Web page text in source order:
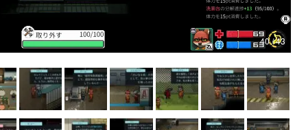
40 / 43